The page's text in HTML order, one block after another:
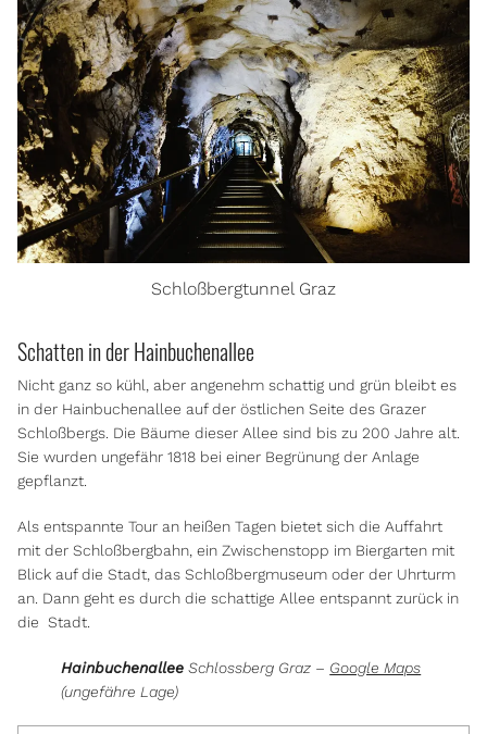
Schloßbergtunnel Graz
Schatten in der Hainbuchenallee
Nicht ganz so kühl, aber angenehm schattig und grün bleibt es
in der Hainbuchenallee auf der östlichen Seite des Grazer
Schloßbergs. Die Bäume dieser Allee sind bis zu 200 Jahre alt.
Sie wurden ungefähr 1818 bei einer Begrünung der Anlage
gepflanzt.
Als entspannte Tour an heißen Tagen bietet sich die Auffahrt
mit der Schloßbergbahn, ein Zwischenstopp im Biergarten mit
Blick auf die Stadt, das Schloßbergmuseum oder der Uhrturm
an. Dann geht es durch die schattige Allee entspannt zurück in
die Stadt.
Hainbuchenallee Schlossberg Graz – Google Maps
(ungefähre Lage)